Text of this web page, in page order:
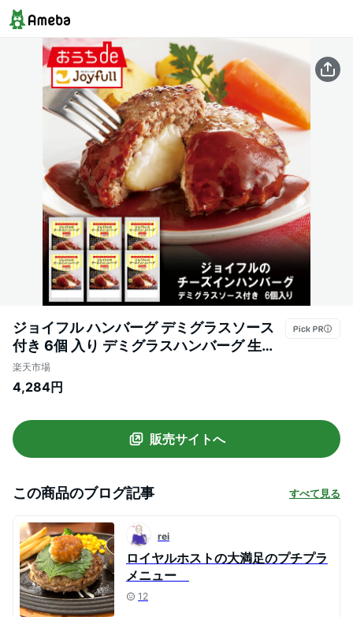
ジョイフル ハンバーグ デミグラスソース
付き 6個 入り デミグラスハンバーグ 生ハ
ンバーグ 冷凍 セット 冷凍食品 おかず 総菜
セット お惣菜セット
楽天市場
4,284円
販売サイトへ
この商品のブログ記事 すべて見る
rei
ロイヤルホストの大満足のプチプラ
メニュー
12